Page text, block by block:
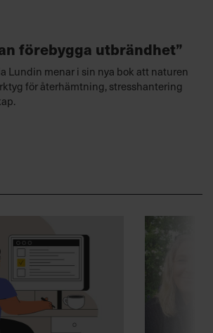
förebygga utbrändhet”
Lundin menar i sin nya bok att naturen
för återhämtning, stresshantering